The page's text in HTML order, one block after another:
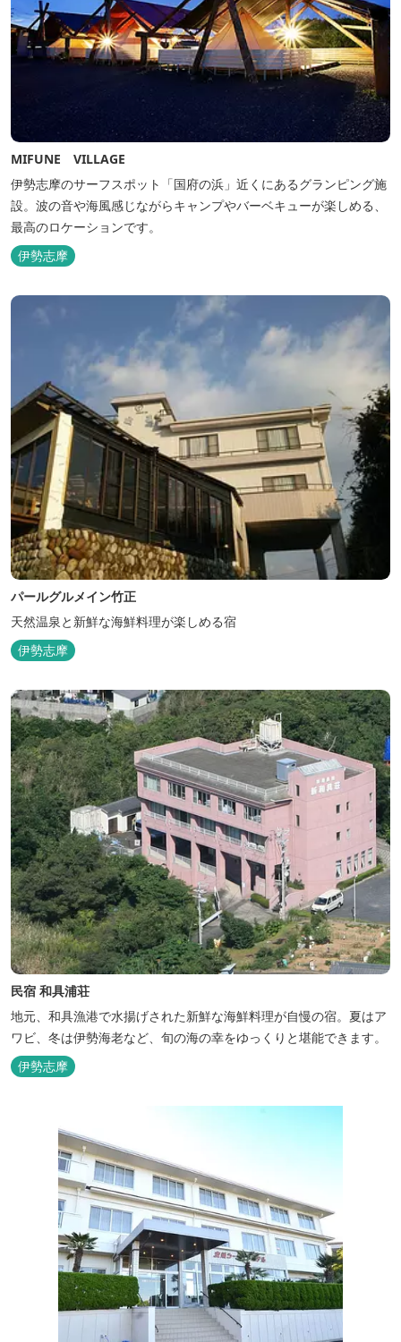
MIFUNE VILLAGE
伊勢志摩のサーフスポット「国府の浜」近くにあるグランピング施
設。波の音や海風感じながらキャンプやバーベキューが楽しめる、
最高のロケーションです。
伊勢志摩
パールグルメイン竹正
天然温泉と新鮮な海鮮料理が楽しめる宿
伊勢志摩
民宿 和具浦荘
地元、和具漁港で水揚げされた新鮮な海鮮料理が自慢の宿。夏はア
ワビ、冬は伊勢海老など、旬の海の幸をゆっくりと堪能できます。
伊勢志摩